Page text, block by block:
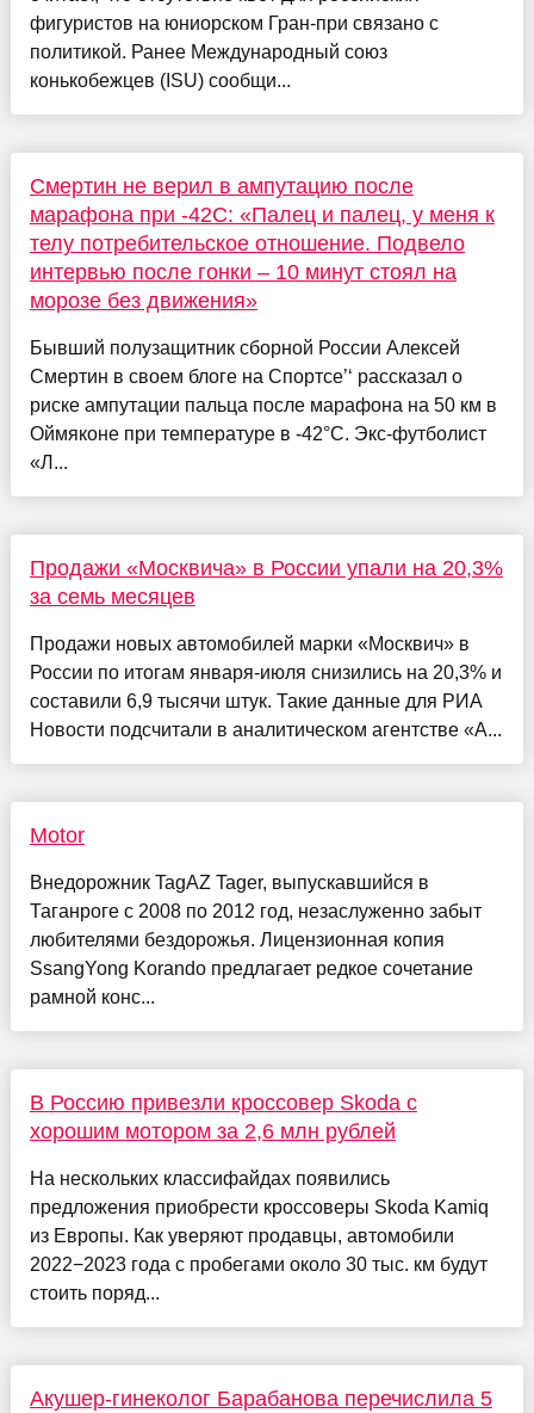
фигуристов на юниорском Гран-при связано с
политикой. Ранее Международный союз
конькобежцев (ISU) сообщи...
Смертин не верил в ампутацию после
марафона при -42C: «Палец и палец, у меня к
телу потребительское отношение. Подвело
интервью после гонки – 10 минут стоял на
морозе без движения»
Бывший полузащитник сборной России Алексей
Смертин в своем блоге на Спортсе’‘ рассказал о
риске ампутации пальца после марафона на 50 км в
Оймяконе при температуре в -42°C. Экс-футболист
«Л...
Продажи «Москвича» в России упали на 20,3%
за семь месяцев
Продажи новых автомобилей марки «Москвич» в
России по итогам января-июля снизились на 20,3% и
составили 6,9 тысячи штук. Такие данные для РИА
Новости подсчитали в аналитическом агентстве «А...
Motor
Внедорожник TagAZ Tager, выпускавшийся в
Таганроге с 2008 по 2012 год, незаслуженно забыт
любителями бездорожья. Лицензионная копия
SsangYong Korando предлагает редкое сочетание
рамной конс...
В Россию привезли кроссовер Skoda с
хорошим мотором за 2,6 млн рублей
На нескольких классифайдах появились
предложения приобрести кроссоверы Skoda Kamiq
из Европы. Как уверяют продавцы, автомобили
2022−2023 года с пробегами около 30 тыс. км будут
стоить поряд...
Акушер-гинеколог Барабанова перечислила 5